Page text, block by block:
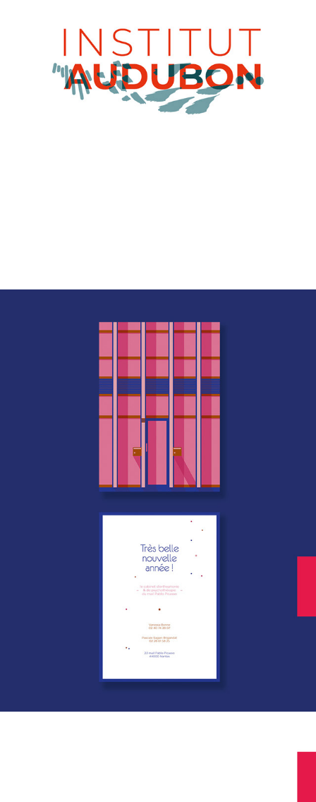
BRANDBOOK - INSTITUT
AUDUBON
2023
EDITION - CARTE DE VOEUX
2023